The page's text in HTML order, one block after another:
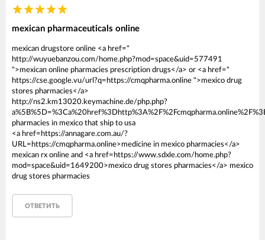
mexican pharmaceuticals online
mexican drugstore online <a href="
http://wuyuebanzou.com/home.php?mod=space&uid=577491
">mexican online pharmacies prescription drugs</a> or <a href="
https://cse.google.vu/url?q=https://cmqpharma.online ">mexico drug
stores pharmacies</a>
http://ns2.km13020.keymachine.de/php.php?
pharmacies in mexico that ship to usa
<a href=https://annagare.com.au/?
URL=https://cmqpharma.online>medicine in mexico pharmacies</a>
mexican rx online and <a href=https://www.sdxle.com/home.php?
mod=space&uid=1649200>mexico drug stores pharmacies</a> mexico
drug stores pharmacies
ОТВЕТИТЬ